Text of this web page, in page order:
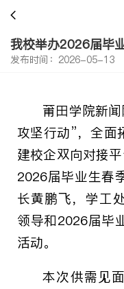
我校举办2026届毕
发布时间：2026-05-13
莆田学院新
攻坚行动”，全面
建校企双向对接
2026届毕业生春
长黄鹏飞，学工
领导和2026届毕
活动。
本次供需见